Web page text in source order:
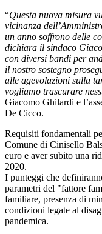
“Questa nuova misura
vicinanza
un anno soffrono delle
dichiara il sindaco
con diversi bandi per
il nostro sostegno
alle agevolazioni sulla
vogliamo trascurare
Giacomo Ghilardi e
De Cicco.
Requisiti fondamentali
Comune di Cinisello
euro e aver subito una
2020.
I punteggi che
parametri del "fattore
familiare, presenza di
condizioni legate al
pandemica.